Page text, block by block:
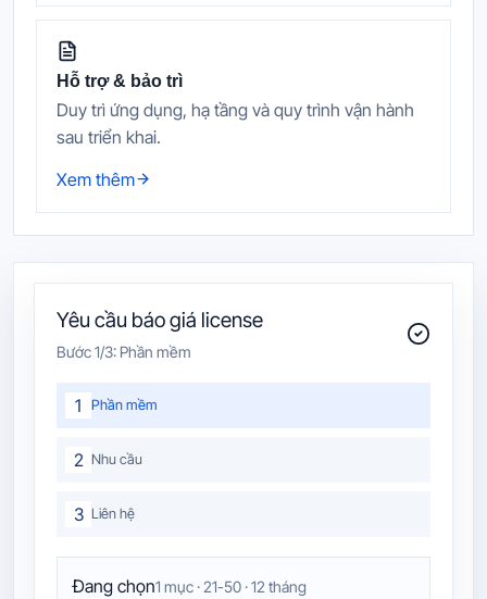
Hỗ trợ & bảo trì
Duy trì ứng dụng, hạ tầng và quy trình vận hành
sau triển khai.
Xem thêm
Yêu cầu báo giá license
Bước1/3: Phần mềm
1 Phần mềm
2 Nhu cầu
3 Liên hệ
Đang chọn1 mục · 21-50 · 12 tháng